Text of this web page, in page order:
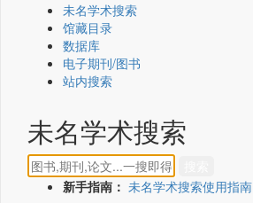
未名学术搜索
馆藏目录
数据库
电子期刊/图书
站内搜索
未名学术搜索
新手指南： 未名学术搜索使用指南